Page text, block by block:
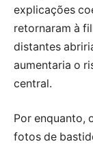
explicações
retornaram à
distantes
aumentaria o
central.
Por enquanto,
fotos de